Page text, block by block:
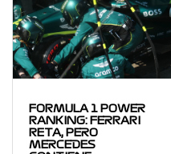
FORMULA 1 POWER
RANKING: FERRARI
RETA, PERO
MERCEDES